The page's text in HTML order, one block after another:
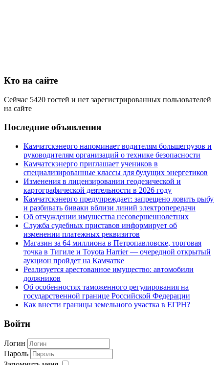
Кто на сайте
Сейчас 5420 гостей и нет зарегистрированных пользователей
на сайте
Последние объявления
Камчатскэнерго напоминает водителям большегрузов и
руководителям организаций о технике безопасности
Камчатскэнерго приглашает учеников в
специализированные классы для будущих энергетиков
Изменения в лицензировании геодезической и
картографической деятельности в 2026 году
Камчатскэнерго предупреждает: запрещено ловить рыбу
и разбивать биваки вблизи линий электропередачи
Об отчуждении имущества несовершеннолетних
Служба судебных приставов информирует об
изменении платежных реквизитов
Магазин за 64 миллиона в Петропавловске, торговая
точка в Тигиле и Toyota Harrier — очередной открытый
аукцион пройдет на Камчатке
Реализуется арестованное имущество: автомобили
должников
Об особенностях таможенного регулирования на
государственной границе Российской Федерации
Как внести границы земельного участка в ЕГРН?
Войти
Логин
Пароль